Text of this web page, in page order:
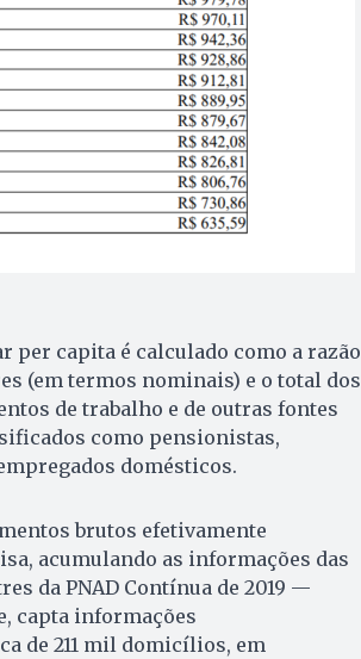
capita é calculado como a razão
(em termos nominais) e o total dos
de trabalho e de outras fontes
como pensionistas,
domésticos.
brutos efetivamente
acumulando as informações das
da PNAD Contínua de 2019 —
capta informações
de 211 mil domicílios, em